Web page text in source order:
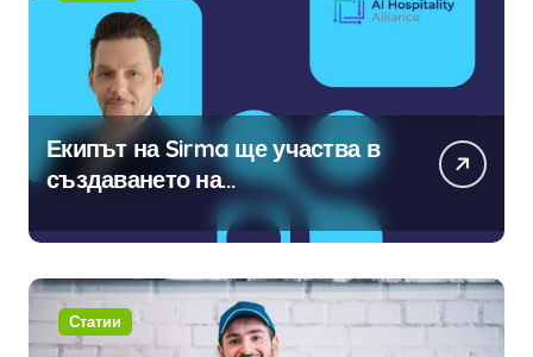
Екипът на Sirma ще участва в
създаването на
международните стандарти за
навлизане на изкуствен
интелект в хотелиерството
Статии